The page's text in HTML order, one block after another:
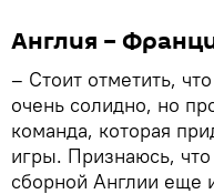
Англия –
– Стоит отметить,
очень солидно, но
команда, которая
игры. Признаюсь,
сборной Англии еще